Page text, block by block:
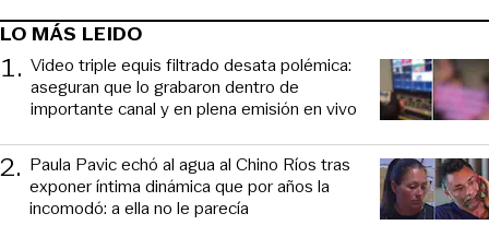
LO MÁS LEIDO
1. Video triple equis filtrado desata polémica:
aseguran que lo grabaron dentro de
importante canal y en plena emisión en vivo
2. Paula Pavic echó al agua al Chino Ríos tras
exponer íntima dinámica que por años la
incomodó: a ella no le parecía